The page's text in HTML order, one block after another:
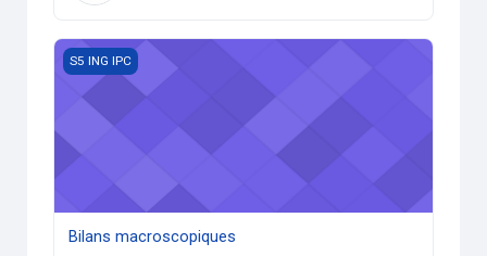
Bilans macroscopiques
S5 ING IPC
Bilans macroscopiques